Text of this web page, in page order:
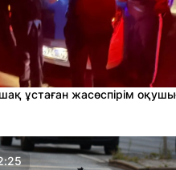
ұстаған жасөспірім